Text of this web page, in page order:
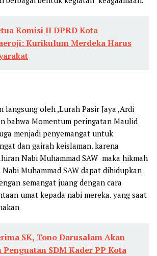
Komisi II DPRD Kota
Kurikulum Merdeka Harus
langsung oleh ,Lurah Pasir Jaya ,Ardi
bahwa Momentum peringatan Maulid
menjadi penyemangat untuk
dan gairah keislaman. karena
Nabi Muhammad SAW maka hikmah
Muhammad SAW dapat dihidupkan
semangat juang dengan cara
umat kepada nabi mereka. yang saat
SK, Tono Darusalam Akan
SDM Kader PP Kota